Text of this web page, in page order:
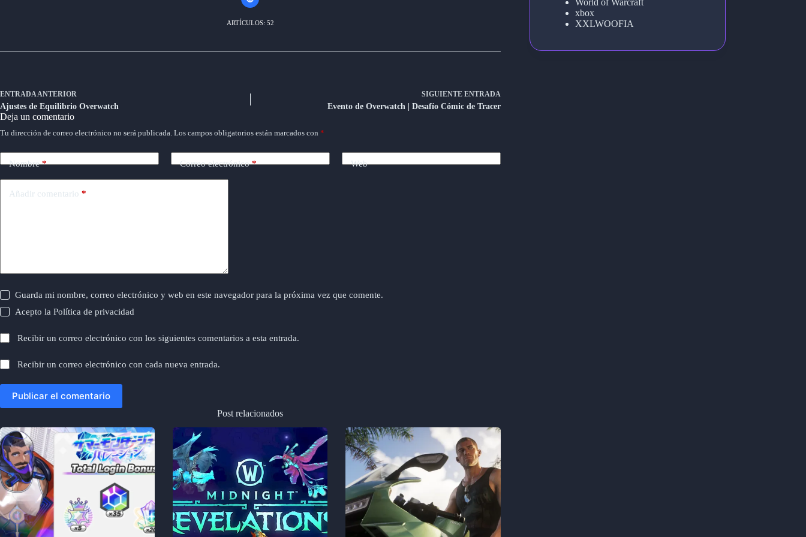
ARTÍCULOS: 52
ENTRADA ANTERIOR
Ajustes de Equilibrio Overwatch
SIGUIENTE ENTRADA
Evento de Overwatch | Desafío Cómic de Tracer
Deja un comentario
Tu dirección de correo electrónico no será publicada. Los campos obligatorios están marcados con *
Nombre* Correo electrónico* Web
Añadir comentario *
Guarda mi nombre, correo electrónico y web en este navegador para la próxima vez que comente.
Acepto laPolítica de privacidad
Recibir un correo electrónico con los siguientes comentarios a esta entrada.
Recibir un correo electrónico con cada nueva entrada.
Publicar el comentario
Post relacionados
xbox
XXLWOOFIA